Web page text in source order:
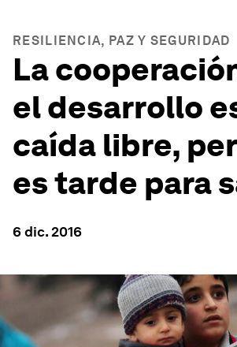
RESILIENCIA, PAZ Y SEGURIDAD
La
el desarrollo
caída libre,
es tarde para
6 dic. 2016